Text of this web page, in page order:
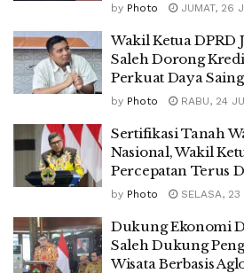
by Photo JUMAT, 26
Wakil Ketua DPRD
Saleh Dorong
Perkuat Daya
by Photo RABU, 24
Sertifikasi Tanah
Nasional, Wakil
Percepatan Terus
by Photo SELASA, 23
Dukung Ekonomi
Saleh Dukung
Wisata Berbasis